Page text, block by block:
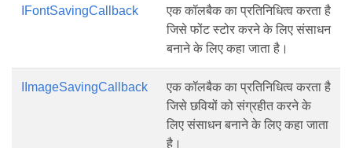
IFontSavingCallback
एक कॉलबैक का प्रतिनिधित्व करता है
जिसे फोंट स्टोर करने के लिए संसाधन
बनाने के लिए कहा जाता है।
IImageSavingCallback
एक कॉलबैक का प्रतिनिधित्व करता है
जिसे छवियों को संग्रहीत करने के
लिए संसाधन बनाने के लिए कहा जाता
है।